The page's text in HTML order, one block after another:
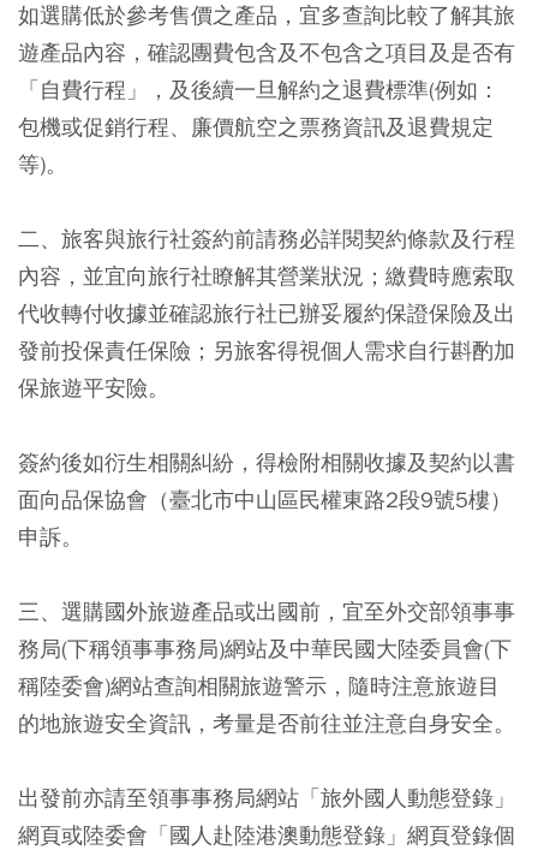
如選購低於參考售價之產品，宜多查詢比較了解其旅
遊產品內容，確認團費包含及不包含之項目及是否有
「自費行程」，及後續一旦解約之退費標準(例如：
包機或促銷行程、廉價航空之票務資訊及退費規定
等)。
二、旅客與旅行社簽約前請務必詳閱契約條款及行程
內容，並宜向旅行社瞭解其營業狀況；繳費時應索取
代收轉付收據並確認旅行社已辦妥履約保證保險及出
發前投保責任保險；另旅客得視個人需求自行斟酌加
保旅遊平安險。
簽約後如衍生相關糾紛，得檢附相關收據及契約以書
面向品保協會（臺北市中山區民權東路2段9號5樓）
申訴。
三、選購國外旅遊產品或出國前，宜至外交部領事事
務局(下稱領事事務局)網站及中華民國大陸委員會(下
稱陸委會)網站查詢相關旅遊警示，隨時注意旅遊目
的地旅遊安全資訊，考量是否前往並注意自身安全。
出發前亦請至領事事務局網站「旅外國人動態登錄」
網頁或陸委會「國人赴陸港澳動態登錄」網頁登錄個